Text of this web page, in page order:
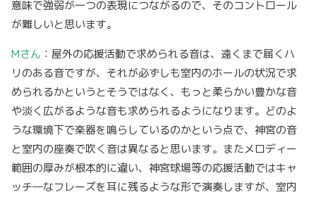
意味で強弱が一つの表現につながるので、そのコントロール
が難しいと思います。
Mさん ：屋外の応援活動で求められる音は、遠くまで届くハ
リのある音ですが、それが必ずしも室内のホールの状況で求
められるかというとそうではなく、もっと柔らかい豊かな音
や淡く広がるような音も求められるようになります。どのよ
うな環境下で楽器を鳴らしているのかという点で、神宮の音
と室内の座奏で吹く音は異なると思います。またメロディー
範囲の厚みが根本的に違い、神宮球場等の応援活動ではキャ
ッチ―なフレーズを耳に残るような形で演奏しますが、室内